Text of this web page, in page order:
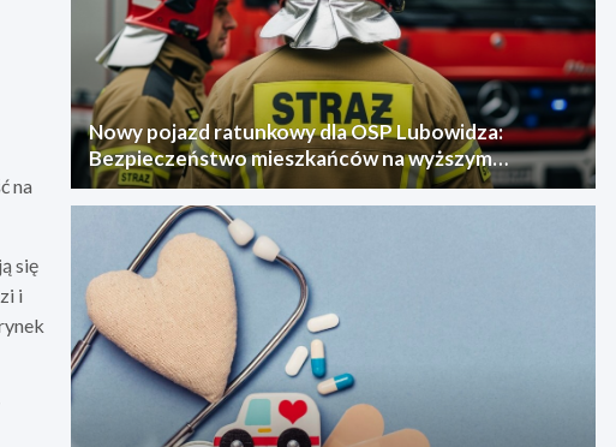
na
się
i
Nowy pojazd ratunkowy dla OSP Lubowidza:
Bezpieczeństwo mieszkańców na wyższym
poziomie